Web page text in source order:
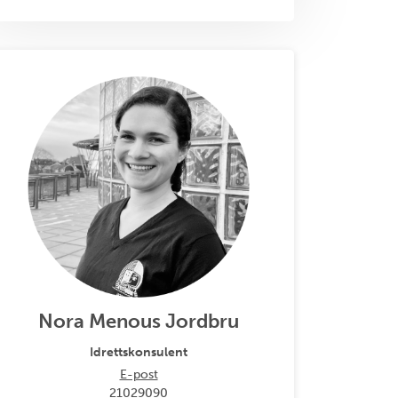
Nora Menous Jordbru
Idrettskonsulent
E-post
21029090